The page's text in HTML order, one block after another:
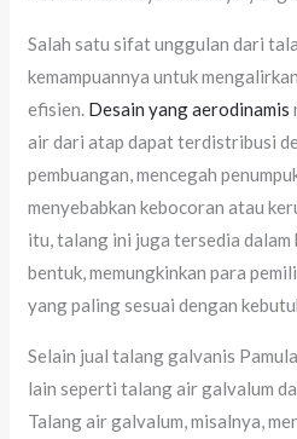
Salah satu sifat unggulan dari
kemampuannya untuk
efisien. Desain yang aerodinamis
air dari atap dapat terdistribusi
pembuangan, mencegah
menyebabkan kebocoran atau
itu, talang ini juga tersedia dalam
bentuk, memungkinkan para
yang paling sesuai dengan
Selain jual talang galvanis
lain seperti talang air galvalum
Talang air galvalum, misalnya,